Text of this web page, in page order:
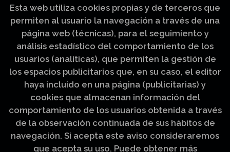
Esta web utiliza cookies propias y de terceros que
permiten al usuario la navegación a través de una
página web (técnicas), para el seguimiento y
análisis estadístico del comportamiento de los
usuarios (analíticas), que permiten la gestión de
los espacios publicitarios que, en su caso, el editor
haya incluido en una página (publicitarias) y
cookies que almacenan información del
comportamiento de los usuarios obtenida a través
de la observación continuada de sus hábitos de
navegación. Si acepta este aviso consideraremos
que acepta su uso. Puede obtener más